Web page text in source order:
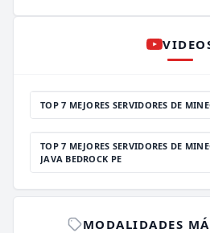
TOP 7 MEJORES SERVIDORES DE
TOP 7 MEJORES SERVIDORES DE
JAVA BEDROCK PE
MODALIDADES